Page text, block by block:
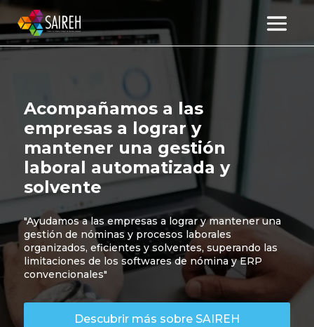
Acompañamos a las
empresas a lograr y
mantener una gestión
laboral automatizada y
solvente
″Ayudamos a las empresas a lograr y mantener una
gestión de nóminas y procesos laborales
organizados, eficientes y solventes, superando las
limitaciones de los softwares de nómina y ERP
convencionales″
Descubrir más sobre SAIREH